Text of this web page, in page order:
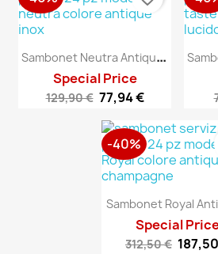
S
Ambonet Neutra Antique...
Special Price
129,90 € 77,94 €
Sambonet Royal
Special
312,50 €
-40%